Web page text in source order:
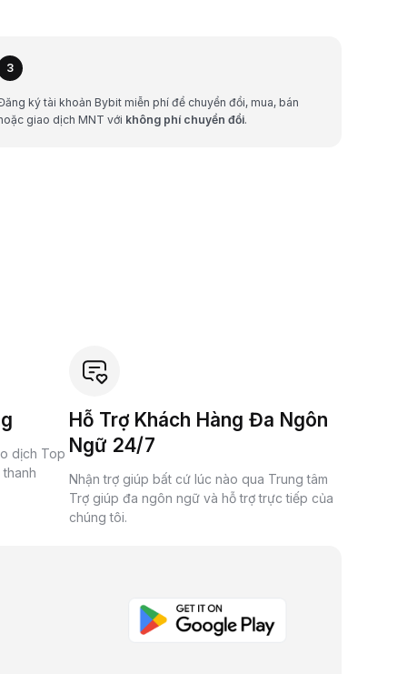
3
ký tài khoản Bybit miễn phí để chuyển đổi, mua, bán
giao dịch MNT với không phí chuyển đổi.
dịch Top
Hỗ Trợ Khách Hàng Đa Ngôn
Ngữ 24/7
Nhận trợ giúp bất cứ lúc nào qua Trung tâm
Trợ giúp đa ngôn ngữ và hỗ trợ trực tiếp của
chúng tôi.